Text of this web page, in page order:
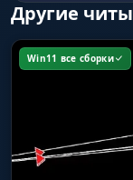
Другие читы
Win11 все сборки